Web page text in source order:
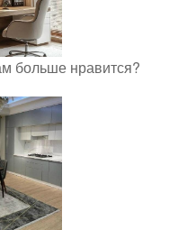
больше нравится?